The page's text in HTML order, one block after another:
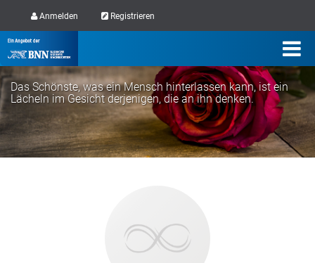
Anmelden Registrieren
Das Schönste, was ein Mensch hinterlassen kann, ist ein
Lächeln im Gesicht derjenigen, die an ihn denken.